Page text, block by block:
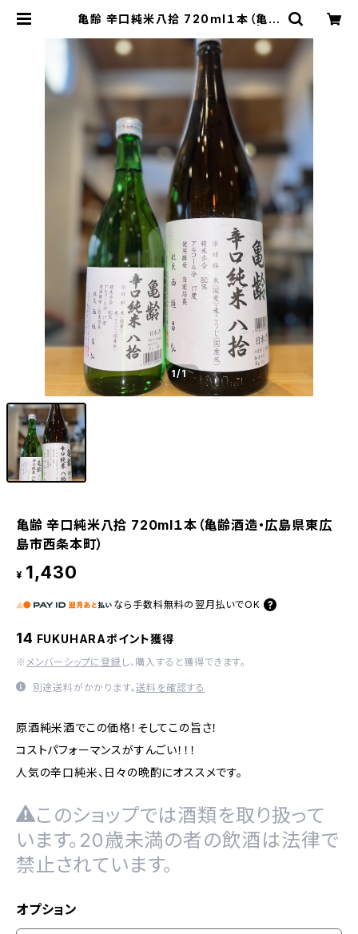
亀齢 辛口純米八拾 720ml１本（亀齢
ASE公式】福原酒店｜創業1928年・
広島の日本酒・限定酒を全国通販
1/1
亀齢 辛口純米八拾 720ml１本（亀齢酒造・広島県東広
島市西条本町）
¥ 1,430
なら 手数料無料の 翌月払いでOK
14 FUKUHARAポイント獲得
※ メンバーシップに登録 し、購入すると獲得できます。
別途送料がかかります。送料を確認する
原酒純米酒でこの価格！そしてこの旨さ！
コストパフォーマンスがすんごい！！！
人気の辛口純米、日々の晩酌にオススメです。
このショップでは酒類を取り扱って
います。20歳未満の者の飲酒は法律で
禁止されています。
オプション